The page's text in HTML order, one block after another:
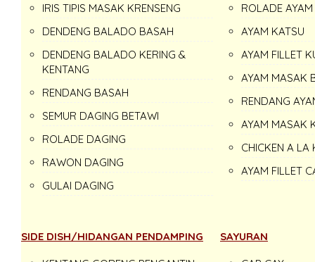
IRIS TIPIS MASAK KRENSENG
DENDENG BALADO BASAH
DENDENG BALADO KERING &
KENTANG
RENDANG BASAH
SEMUR DAGING BETAWI
ROLADE DAGING
RAWON DAGING
GULAI DAGING
ROLADE AYAM
AYAM KATSU
AYAM FILLET
AYAM MASAK
RENDANG
AYAM MASAK
CHICKEN A LA
AYAM FILLET
SIDE DISH/HIDANGAN PENDAMPING SAYURAN